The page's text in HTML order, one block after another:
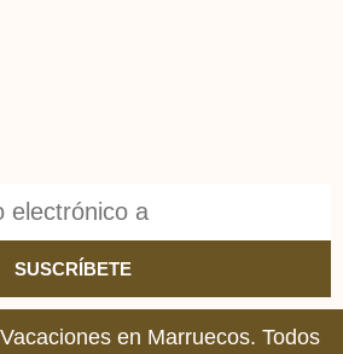
SUSCRÍBETE
en Marruecos. Todos